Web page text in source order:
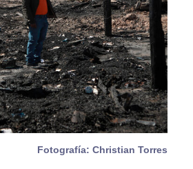
Fotografía: Christian Torres